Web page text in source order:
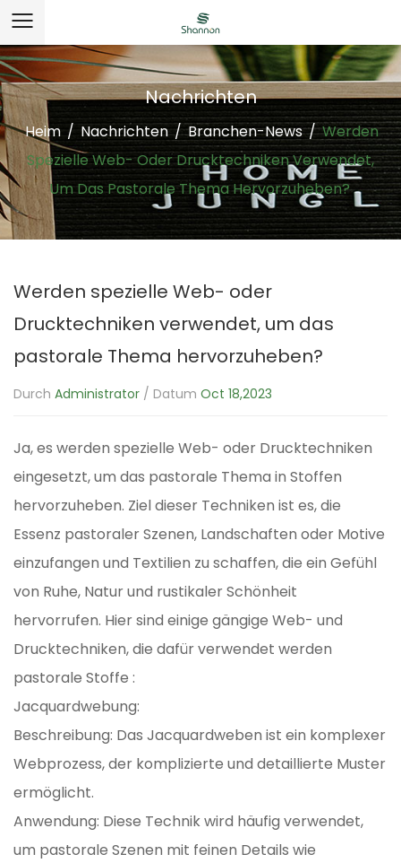
Nachrichten
Heim / Nachrichten/Branchen-News/Werden
Spezielle Web- Oder Drucktechniken Verwendet,
Um Das Pastorale Thema Hervorzuheben?
Werden spezielle Web- oder
Drucktechniken verwendet, um das
pastorale Thema hervorzuheben?
Durch Administrator / Datum Oct 18,2023
Ja, es werden spezielle Web- oder Drucktechniken
eingesetzt, um das pastorale Thema in Stoffen
hervorzuheben. Ziel dieser Techniken ist es, die
Essenz pastoraler Szenen, Landschaften oder Motive
einzufangen und Textilien zu schaffen, die ein Gefühl
von Ruhe, Natur und rustikaler Schönheit
hervorrufen. Hier sind einige gängige Web- und
Drucktechniken, die dafür verwendet werden
pastorale Stoffe :
Jacquardwebung:
Beschreibung: Das Jacquardweben ist ein komplexer
Webprozess, der komplizierte und detaillierte Muster
ermöglicht.
Anwendung: Diese Technik wird häufig verwendet,
um pastorale Szenen mit feinen Details wie